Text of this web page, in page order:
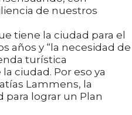
de nuestros
tiene la ciudad para el
años y “la necesidad de
turística
ciudad. Por eso ya
Lammens, la
para lograr un Plan